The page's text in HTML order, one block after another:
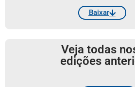
Baixar
Veja todas
edições